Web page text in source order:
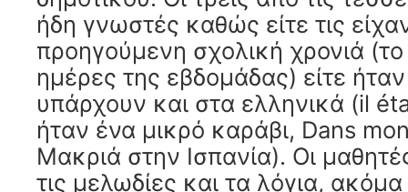
ήδη γνωστές καθώς είτε τις
προηγούμενη σχολική χρονιά (το
ημέρες της εβδομάδας) είτε
υπάρχουν και στα ελληνικά (il
ήταν ένα μικρό καράβι, Dans
Μακριά στην Ισπανία). Οι
τις μελωδίες και τα λόγια,